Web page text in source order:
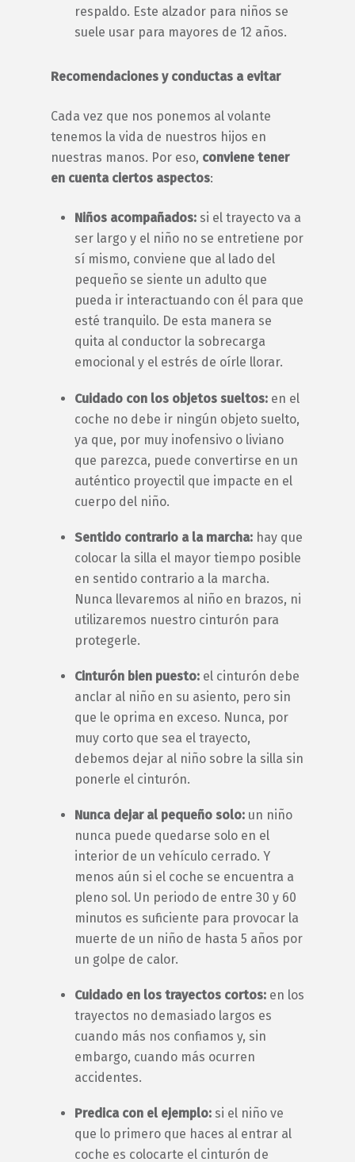
respaldo. Este alzador para niños se
suele usar para mayores de 12 años.
Recomendaciones y conductas a evitar
Cada vez que nos ponemos al volante
tenemos la vida de nuestros hijos en
nuestras manos. Por eso, conviene tener
en cuenta ciertos aspectos:
Niños acompañados: si el trayecto va a
ser largo y el niño no se entretiene por
sí mismo, conviene que al lado del
pequeño se siente un adulto que
pueda ir interactuando con él para que
esté tranquilo. De esta manera se
quita al conductor la sobrecarga
emocional y el estrés de oírle llorar.
Cuidado con los objetos sueltos: en el
coche no debe ir ningún objeto suelto,
ya que, por muy inofensivo o liviano
que parezca, puede convertirse en un
auténtico proyectil que impacte en el
cuerpo del niño.
Sentido contrario a la marcha: hay que
colocar la silla el mayor tiempo posible
en sentido contrario a la marcha.
Nunca llevaremos al niño en brazos, ni
utilizaremos nuestro cinturón para
protegerle.
Cinturón bien puesto: el cinturón debe
anclar al niño en su asiento, pero sin
que le oprima en exceso. Nunca, por
muy corto que sea el trayecto,
debemos dejar al niño sobre la silla sin
ponerle el cinturón.
Nunca dejar al pequeño solo: un niño
nunca puede quedarse solo en el
interior de un vehículo cerrado. Y
menos aún si el coche se encuentra a
pleno sol. Un periodo de entre 30 y 60
minutos es suficiente para provocar la
muerte de un niño de hasta 5 años por
un golpe de calor.
Cuidado en los trayectos cortos: en los
trayectos no demasiado largos es
cuando más nos confiamos y, sin
embargo, cuando más ocurren
accidentes.
Predica con el ejemplo: si el niño ve
que lo primero que haces al entrar al
coche es colocarte el cinturón de